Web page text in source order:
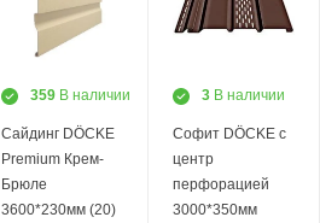
359 В наличии
Сайдинг DÖCKE
Premium Крем-
Брюле
3600*230мм (20)
3 В наличии
Софит DÖCKE с
центр
перфорацией
3000*350мм